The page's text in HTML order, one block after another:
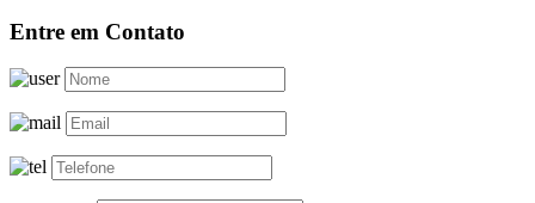
Entre em Contato